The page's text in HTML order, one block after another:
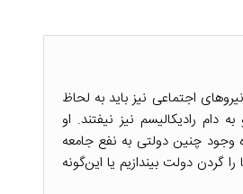
اجتماعی نیز باید به لحاظ
دام رادیکالیسم نیز نیفتند. او
وجود چنین دولتی به نفع جامعه
گردن دولت بیندازیم یا این‌گونه